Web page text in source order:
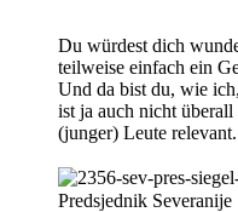
Du würdest dich
teilweise einfach ein
Und da bist du, wie
ist ja auch nicht
(junger) Leute
Predsjednik Severanije